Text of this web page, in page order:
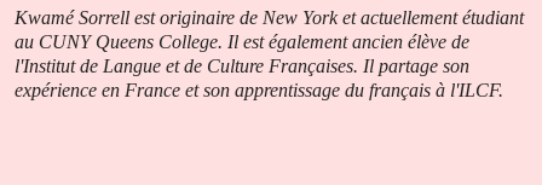
Kwamé Sorrell est originaire de New York et actuellement étudiant
au CUNY Queens College. Il est également ancien élève de
l'Institut de Langue et de Culture Françaises. Il partage son
expérience en France et son apprentissage du français à l'ILCF.